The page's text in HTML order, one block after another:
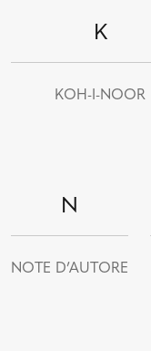
K
KOH-I-NOOR
N
NOTE D’AUTORE